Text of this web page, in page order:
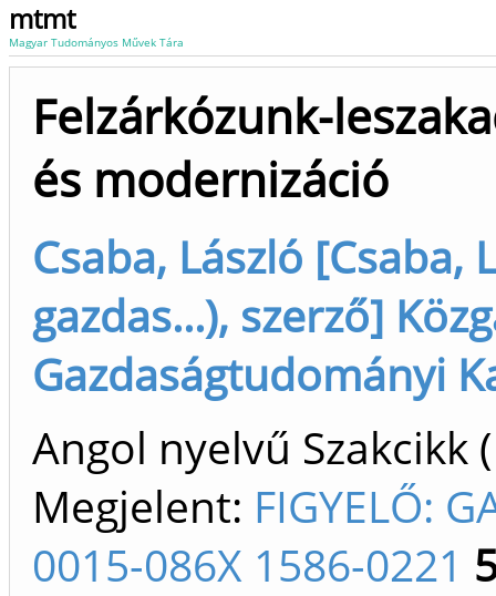
mtmt
Magyar Tudományos Művek Tára
Felzárkózunk-
és modernizáció
Csaba, László [Csaba,
gazdas...), szerző]
Gazdaságtudományi
Angol nyelvű Szakcikk
Megjelent: FIGYELŐ:
0015-086X 1586-0221